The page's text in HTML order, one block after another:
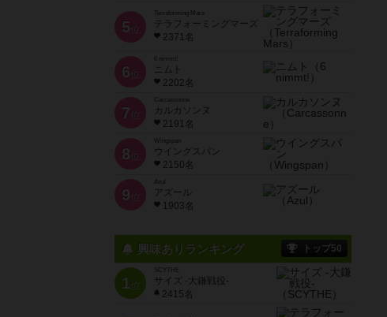
5 位
Terraforming Mars
テラフォーミングマーズ
2371名
6 位
ニムト
2202名
7 位
Carcassonne
カルカソンヌ
2191名
8 位
Wingspan
ウイングスパン
2150名
9 位
Azul
アズール
1903名
興味ありランキング トップ50
1位
SCYTHE
サイズ -大鎌戦役-
2415名